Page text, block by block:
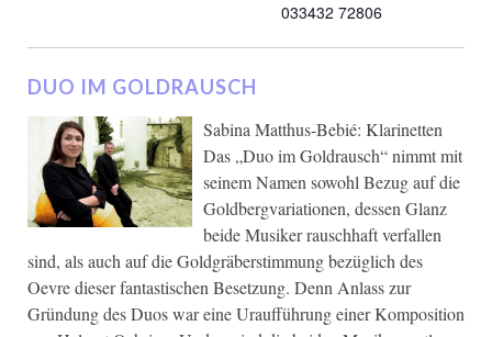
033432 72806
DUO IM GOLDRAUSCH
Sabina Matthus-Bebié: Klarinetten
Das „Duo im Goldrausch“ nimmt mit
seinem Namen sowohl Bezug auf die
Goldbergvariationen, dessen Glanz
beide Musiker rauschhaft verfallen
sind, als auch auf die Goldgräberstimmung bezüglich des
Oevre dieser fantastischen Besetzung. Denn Anlass zur
Gründung des Duos war eine Uraufführung einer Komposition